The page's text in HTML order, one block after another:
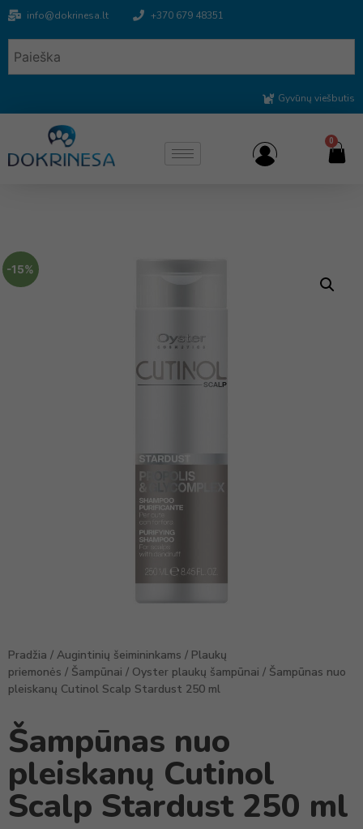
info@dokrinesa.lt +370 679 48351
Gyvūnų viešbutis
0
-15%
Pradžia / Augintinių šeimininkams / Plaukų
priemonės / Šampūnai / Oyster plaukų šampūnai / Šampūnas nuo
pleiskanų Cutinol Scalp Stardust 250 ml
Šampūnas nuo
pleiskanų Cutinol
Scalp Stardust 250 ml